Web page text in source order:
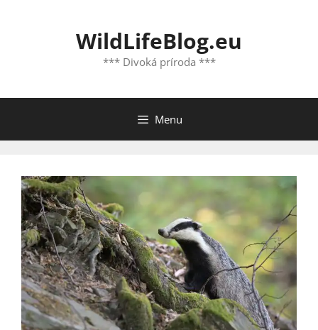
WildLifeBlog.eu
*** Divoká príroda ***
Menu